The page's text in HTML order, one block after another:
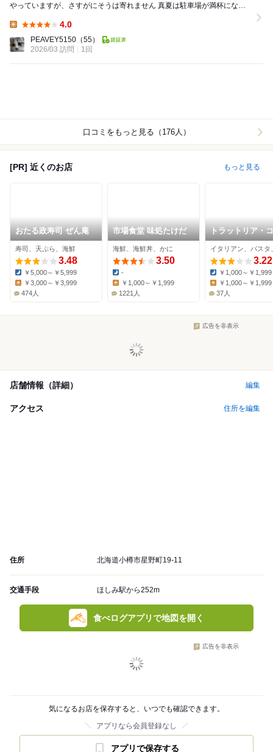
やっていますが、さすがにそうは寄れません 真夏は駐車場が満杯になる
4.0
PEAVEY5150 （55）
2026/03 訪問
1回
口コミをもっと見る（176人）
[PR] 近くのお店 もっと見る
おたる政寿司 ぜん庵
寿司、天ぷら、海鮮
3.48
Dinner:
￥5,000～￥5,999
￥3,000～￥3,999
474人
市場食堂 味処たけだ
海鮮、海鮮丼、かに
3.50
Dinner:
-
￥1,000～￥1,999
1221人
トラットリア・
ォルテーボレ
イタリアン、パスタ
3.22
Dinner:
￥1,000～￥1,999
Lunch:
￥1,000～￥1,999
37人
広告を非表示
店舗情報（詳細） 編集
アクセス 住所を編集
住所 北海道小樽市星野町19-11
交通手段 ほしみ駅から252m
食べログアプリで地図を開く
広告を非表示
気になるお店を保存すると、いつでも確認できます。
アプリなら会員登録なし
アプリで保存する